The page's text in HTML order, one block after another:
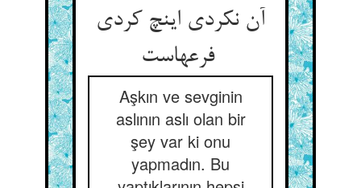
آن نکردی اینچ کردی
فرعهاست
Aşkın ve sevginin
aslının aslı olan bir
şey var ki onu
yapmadın. Bu